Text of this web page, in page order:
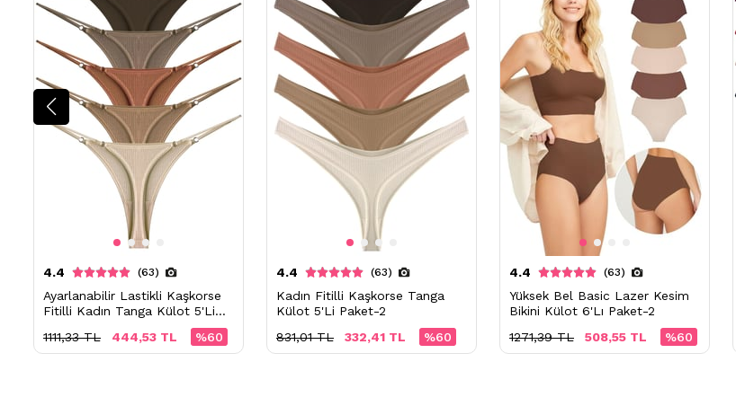
4.4 (63)
Ayarlanabilir Lastikli Kaşkorse
Fitilli Kadın Tanga Külot 5'Li
%60
444,53 TL
1111,33 TL
4.4 (63)
Kadın Fitilli Kaşkorse Tanga
Külot 5'Li Paket-2
%60
332,41 TL
831,01 TL
4.4 (63)
Yüksek Bel Basic Lazer Kesim
Bikini Külot 6'Lı Paket-2
%60
508,55 TL
1271,39 TL